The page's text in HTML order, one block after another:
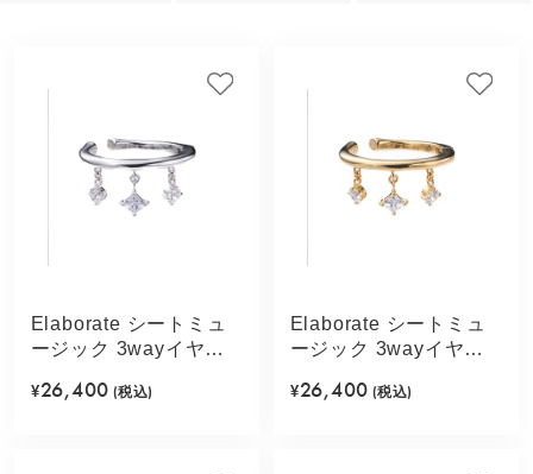
Elaborate シートミュ
ージック 3wayイヤカ
¥26,400 (税込)
Elaborate シートミュ
ージック 3wayイヤカ
¥26,400 (税込)